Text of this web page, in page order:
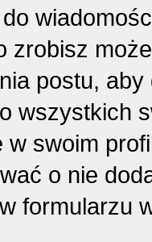
zrobisz
postu,
wszystkich
w swoim
o nie
formularzu